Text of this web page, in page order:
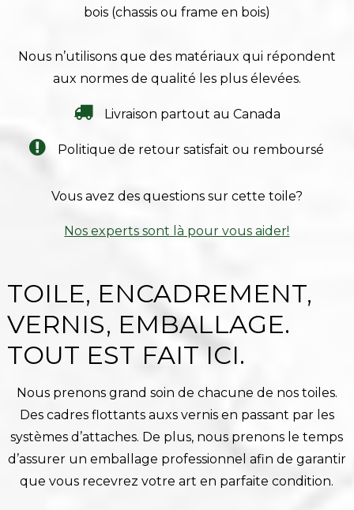
bois (chassis ou frame en bois)
Nous n’utilisons que des matériaux qui répondent
aux normes de qualité les plus élevées.
Livraison partout au Canada
Politique de retour satisfait ou remboursé
Vous avez des questions sur cette toile?
Nos experts sont là pour vous aider!
TOILE, ENCADREMENT,
VERNIS, EMBALLAGE.
TOUT EST FAIT ICI.
Nous prenons grand soin de chacune de nos toiles.
Des cadres flottants auxs vernis en passant par les
systèmes d’attaches. De plus, nous prenons le temps
d’assurer un emballage professionnel afin de garantir
que vous recevrez votre art en parfaite condition.